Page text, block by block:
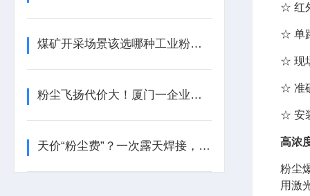
煤矿开采场景该选哪种工业粉尘检测仪？
粉尘飞扬代价大！厦门一企业被罚
天价“粉尘费”？一次露天焊接，让北京一工地付出惨痛代价
☆ 红
☆ 单
☆ 现
☆ 准
☆ 安
高浓
粉尘
用激